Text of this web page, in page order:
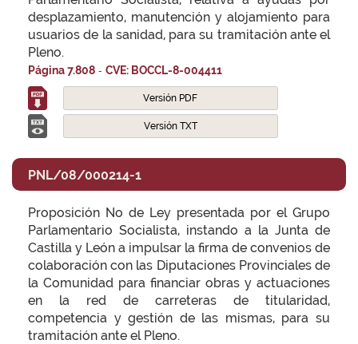
desplazamiento, manutención y alojamiento para
usuarios de la sanidad, para su tramitación ante el
Pleno.
Página 7.808 - CVE: BOCCL-8-004411
Versión PDF
Versión TXT
PNL/08/000214-1
Proposición No de Ley presentada por el Grupo
Parlamentario Socialista, instando a la Junta de
Castilla y León a impulsar la firma de convenios de
colaboración con las Diputaciones Provinciales de
la Comunidad para financiar obras y actuaciones
en la red de carreteras de titularidad,
competencia y gestión de las mismas, para su
tramitación ante el Pleno.